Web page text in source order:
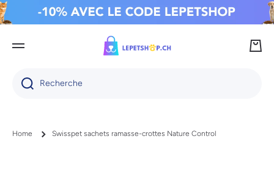
IGNORER ET PASSER AU CONTENU
Recherche
Home Swisspet sachets ramasse-crottes Nature Control